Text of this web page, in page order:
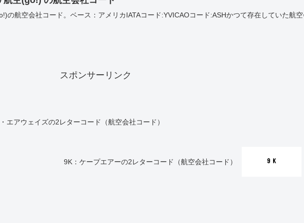
の航空会社コード。ベース：アメリカIATAコード:YVICAOコード:ASHかつて存在していた航
スポンサーリンク
エアウェイズの2レターコード（航空会社コード）
9K：ケープエアーの2レターコード（航空会社コード）